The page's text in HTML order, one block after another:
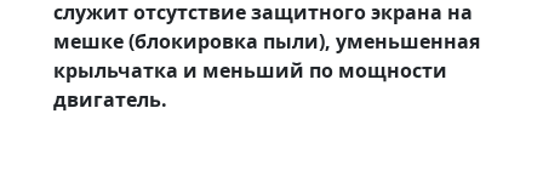
служит отсутствие защитного экрана на
мешке (блокировка пыли), уменьшенная
крыльчатка и меньший по мощности
двигатель.